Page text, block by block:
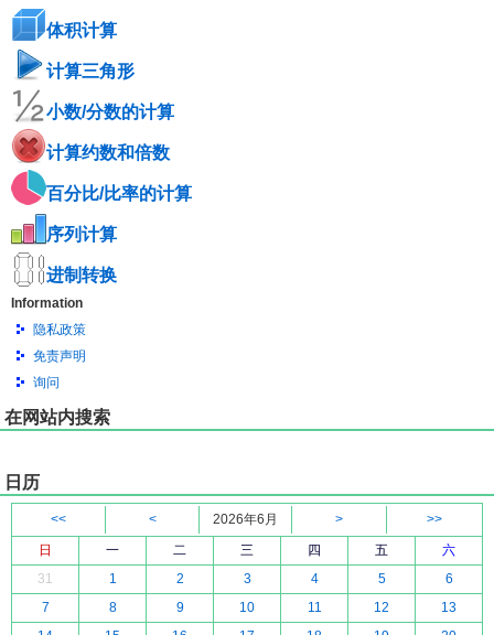
体积计算
计算三角形
小数/分数的计算
计算约数和倍数
百分比/比率的计算
序列计算
进制转换
Information
隐私政策
免责声明
询问
在网站内搜索
日历
<< < 2026年6月 >
>>
日
一 二 三 四 五
六
31
1 2 3 4 5
6
7
8 9 10 11 12
13